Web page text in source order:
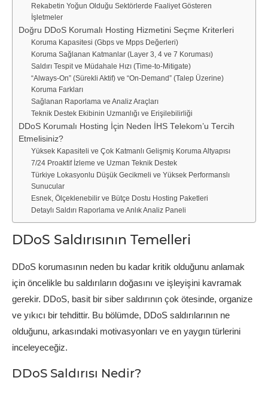
Rekabetin Yoğun Olduğu Sektörlerde Faaliyet Gösteren
İşletmeler
Doğru DDoS Korumalı Hosting Hizmetini Seçme Kriterleri
Koruma Kapasitesi (Gbps ve Mpps Değerleri)
Koruma Sağlanan Katmanlar (Layer 3, 4 ve 7 Koruması)
Saldırı Tespit ve Müdahale Hızı (Time-to-Mitigate)
“Always-On” (Sürekli Aktif) ve “On-Demand” (Talep Üzerine)
Koruma Farkları
Sağlanan Raporlama ve Analiz Araçları
Teknik Destek Ekibinin Uzmanlığı ve Erişilebilirliği
DDoS Korumalı Hosting İçin Neden İHS Telekom’u Tercih
Etmelisiniz?
Yüksek Kapasiteli ve Çok Katmanlı Gelişmiş Koruma Altyapısı
7/24 Proaktif İzleme ve Uzman Teknik Destek
Türkiye Lokasyonlu Düşük Gecikmeli ve Yüksek Performanslı
Sunucular
Esnek, Ölçeklenebilir ve Bütçe Dostu Hosting Paketleri
Detaylı Saldırı Raporlama ve Anlık Analiz Paneli
DDoS Saldırısının Temelleri
DDoS korumasının neden bu kadar kritik olduğunu anlamak
için öncelikle bu saldırıların doğasını ve işleyişini kavramak
gerekir. DDoS, basit bir siber saldırının çok ötesinde, organize
ve yıkıcı bir tehdittir. Bu bölümde, DDoS saldırılarının ne
olduğunu, arkasındaki motivasyonları ve en yaygın türlerini
inceleyeceğiz.
DDoS Saldırısı Nedir?